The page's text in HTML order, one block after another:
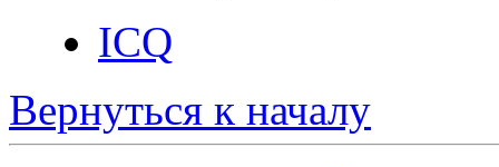
ICQ
Вернуться к началу